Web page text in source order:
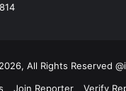
All Rights Reserved
Join Reporter Verify